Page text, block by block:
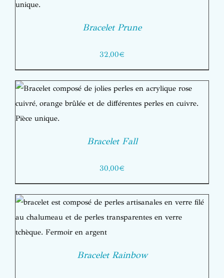
Bracelet Prune
32,00€
Bracelet Fall
30,00€
Bracelet Rainbow